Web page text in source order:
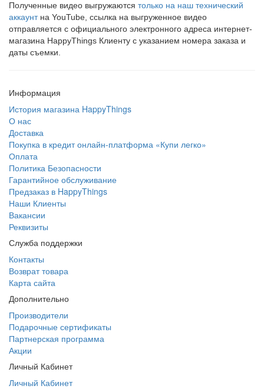
Полученные видео выгружаются только на наш технический
аккаунтна YouTube, ссылка на выгруженное видео
отправляется с официального электронного адреса интернет-
магазина HappyThings Клиенту с указанием номера заказа и
даты съемки.
Информация
История магазина HappyThings
О нас
Доставка
Покупка в кредит онлайн-платформа «Купи легко»
Оплата
Политика Безопасности
Гарантийное обслуживание
Предзаказ в HappyThings
Наши Клиенты
Вакансии
Реквизиты
Служба поддержки
Контакты
Возврат товара
Карта сайта
Дополнительно
Производители
Подарочные сертификаты
Партнерская программа
Акции
Личный Кабинет
Личный Кабинет